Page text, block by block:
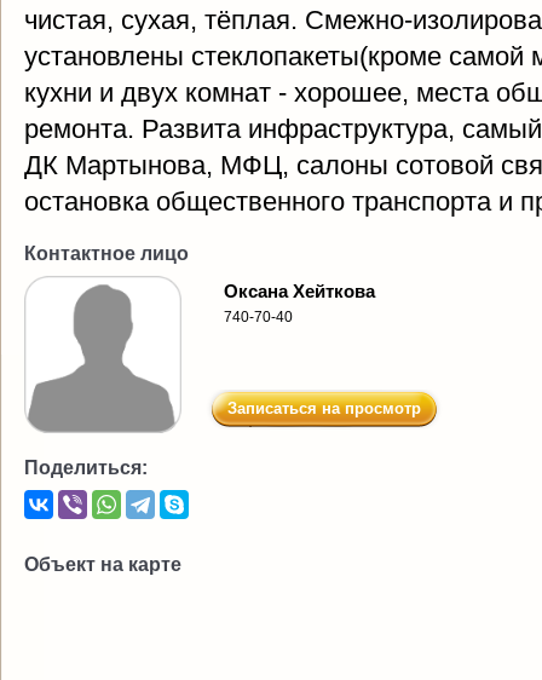
чистая, сухая, тёплая. Смежно-
установлены стеклопакеты(кроме самой
кухни и двух комнат - хорошее, места
ремонта. Развита инфраструктура,
ДК Мартынова, МФЦ, салоны сотовой
остановка общественного транспорта и
Контактное лицо
Оксана Хейткова
740-70-40
Записаться на просмотр
Поделиться:
Объект на карте